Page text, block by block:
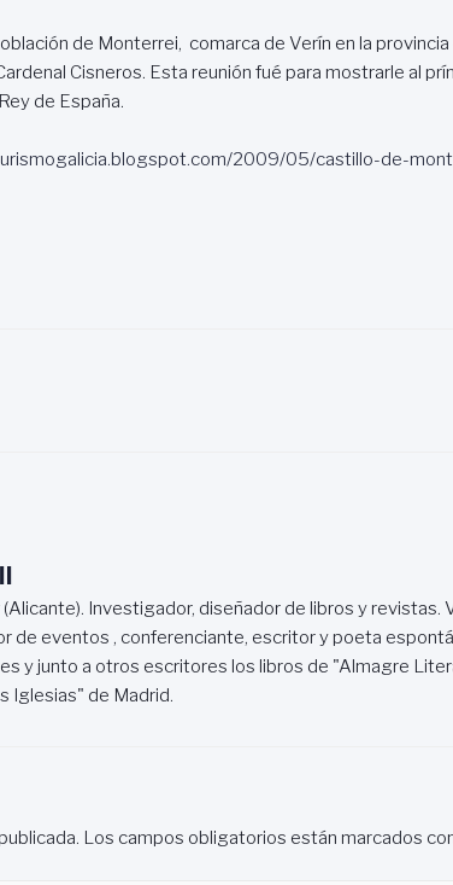
de Monterrei, comarca de Verín en la
Cisneros. Esta reunión fué para mostrarle al
de España.
2009/05/castillo-de-
Investigador, diseñador de libros y revistas.
de eventos , conferenciante, escritor y poeta
y junto a otros escritores los libros de "Almagre
Iglesias" de Madrid.
Los campos obligatorios están marcados